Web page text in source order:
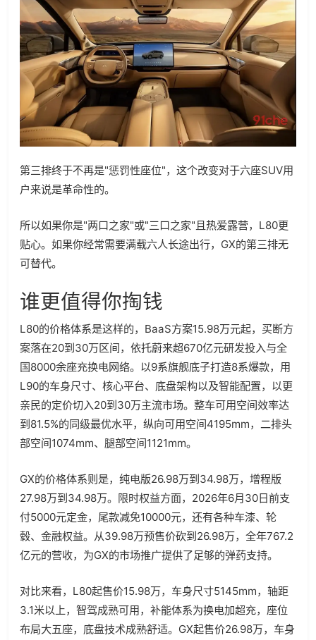
第三排终于不再是"惩罚性座位"，这个改变对于六座SUV用
户来说是革命性的。
所以如果你是"两口之家"或"三口之家"且热爱露营，L80更
贴心。如果你经常需要满载六人长途出行，GX的第三排无
可替代。
谁更值得你掏钱
L80的价格体系是这样的，BaaS方案15.98万元起，买断方
案落在20到30万区间，依托蔚来超670亿元研发投入与全
国8000余座充换电网络。以9系旗舰底子打造8系爆款，用
L90的车身尺寸、核心平台、底盘架构以及智能配置，以更
亲民的定价切入20到30万主流市场。整车可用空间效率达
到81.5%的同级最优水平，纵向可用空间4195mm，二排头
部空间1074mm、腿部空间1121mm。
GX的价格体系则是，纯电版26.98万到34.98万，增程版
27.98万到34.98万。限时权益方面，2026年6月30日前支
付5000元定金，尾款减免10000元，还有各种车漆、轮
毂、金融权益。从39.98万预售价砍到26.98万，全年767.2
亿元的营收，为GX的市场推广提供了足够的弹药支持。
对比来看，L80起售价15.98万，车身尺寸5145mm，轴距
3.1米以上，智驾成熟可用，补能体系为换电加超充，座位
布局大五座，底盘技术成熟舒适。GX起售价26.98万，车身